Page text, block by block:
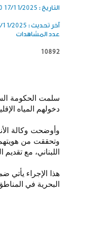
التاريخ : 17/11/2025 09:20
آخر تحديث : 2025 09:20
عدد المشاهدات
10892
دخولهم المياه الإقليمية
وأوضحت وكالة
وتحققت من
اللبناني، مع
هذا الإجراء يأتي
البحرية في